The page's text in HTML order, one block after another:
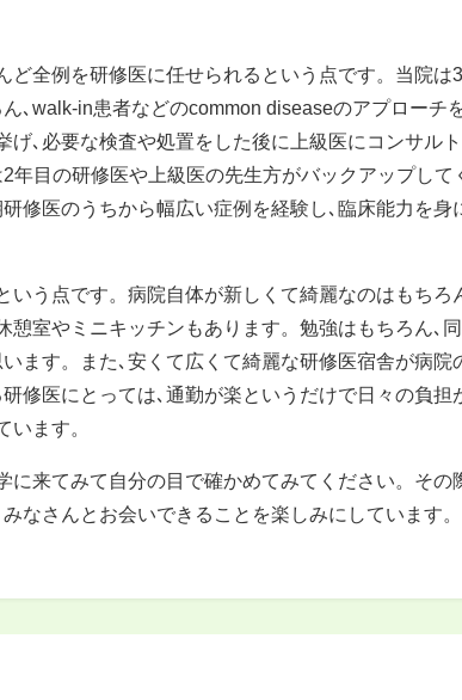
ど全例を研修医に任せられるという点です。当院は
､walk-in患者などのcommon diseaseのアプローチ
げ､必要な検査や処置をした後に上級医にコンサル
年目の研修医や上級医の先生方がバックアップして
修医のうちから幅広い症例を経験し､臨床能力を身
いう点です。病院自体が新しくて綺麗なのはもちろ
憩室やミニキッチンもあります。勉強はもちろん､
ます。また､安くて広くて綺麗な研修医宿舎が病院
修医にとっては､通勤が楽というだけで日々の負担
ます。
に来てみて自分の目で確かめてみてください。その
なさんとお会いできることを楽しみにしています。